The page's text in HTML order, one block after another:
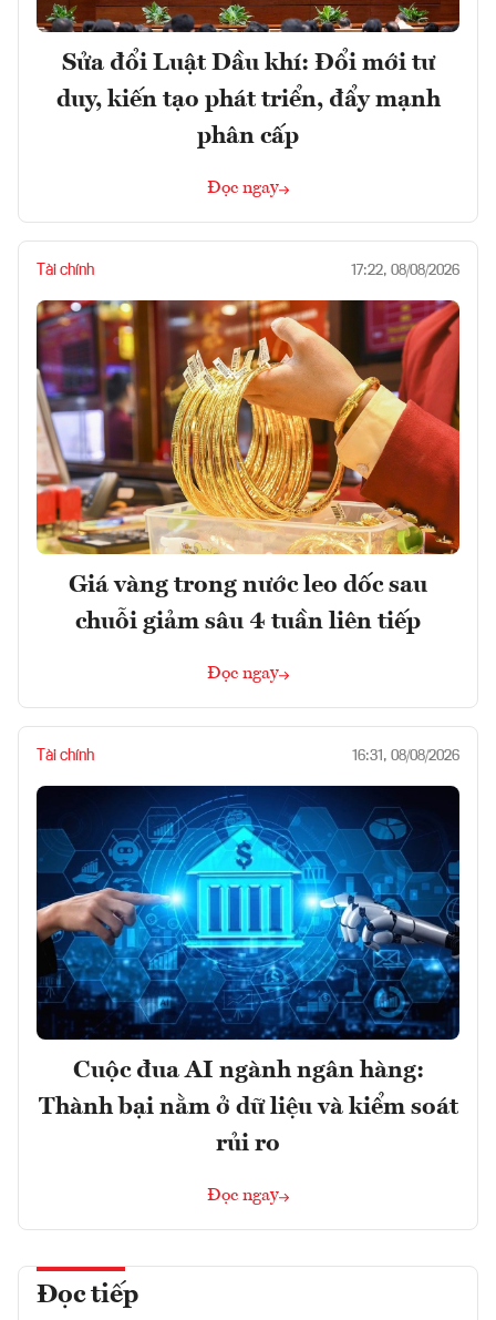
Sửa đổi Luật Dầu khí: Đổi mới tư
duy, kiến tạo phát triển, đẩy mạnh
phân cấp
Đọc ngay
Tài chính 17:22, 08/08/2026
Giá vàng trong nước leo dốc sau
chuỗi giảm sâu 4 tuần liên tiếp
Đọc ngay
Tài chính 16:31, 08/08/2026
Cuộc đua AI ngành ngân hàng:
Thành bại nằm ở dữ liệu và kiểm soát
rủi ro
Đọc ngay
Đọc tiếp